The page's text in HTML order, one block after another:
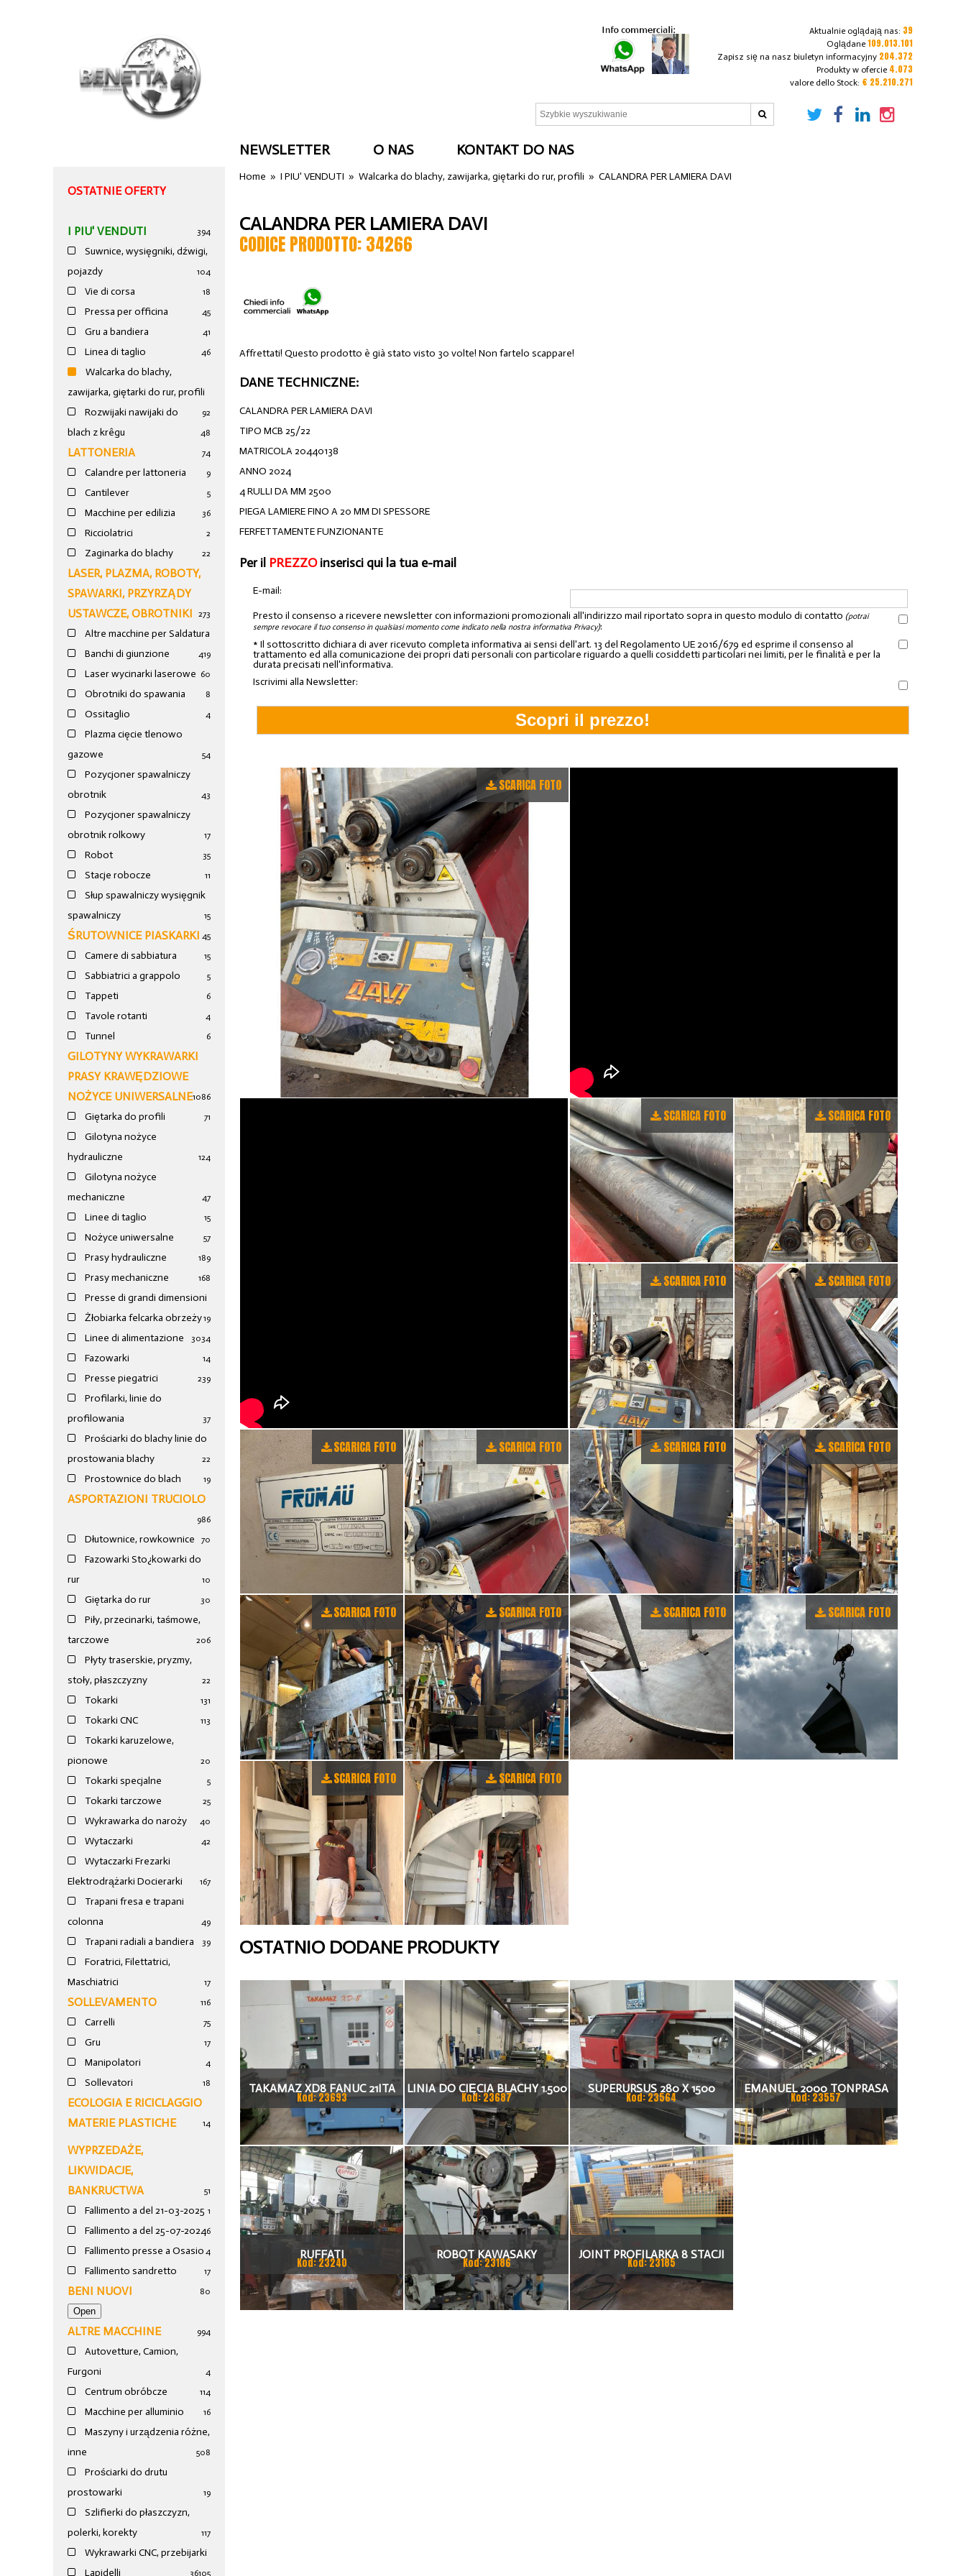
Aktualnie oglądają nas: 39
Oglądane 109.013.101
Zapisz się na nasz biuletyn informacyjny 204.372
Produkty w ofercie 4.073
valore dello Stock: € 25.210.271
NEWSLETTER O NAS KONTAKT DO NAS
OSTATNIE OFERTY
I PIU' VENDUTI 394
Suwnice, wysięgniki, dźwigi,
pojazdy
104
Vie di corsa 18
Pressa per officina 45
Gru a bandiera 41
Linea di taglio 46
Walcarka do blachy,
zawijarka, giętarki do rur, profili
92
Rozwijaki nawijaki do
blach z krêgu
48
LATTONERIA 74
Calandre per lattoneria 9
Cantilever 5
Macchine per edilizia 36
Ricciolatrici 2
Zaginarka do blachy 22
LASER, PLAZMA, ROBOTY,
SPAWARKI, PRZYRZĄDY
USTAWCZE, OBROTNIKI
273
Altre macchine per Saldatura
19
Banchi di giunzione 4
Laser wycinarki laserowe 60
Obrotniki do spawania 8
Ossitaglio 4
Plazma cięcie tlenowo
gazowe
54
Pozycjoner spawalniczy
obrotnik
43
Pozycjoner spawalniczy
obrotnik rolkowy
17
Robot 35
Stacje robocze 11
Słup spawalniczy wysięgnik
spawalniczy
15
ŚRUTOWNICE PIASKARKI 45
Camere di sabbiatura 15
Sabbiatrici a grappolo 5
Tappeti 6
Tavole rotanti 4
Tunnel 6
GILOTYNY WYKRAWARKI
PRASY KRAWĘDZIOWE
NOŻYCE UNIWERSALNE1086
Giętarka do profili 71
Gilotyna nożyce
hydrauliczne
124
Gilotyna nożyce
mechaniczne
47
Linee di taglio 15
Nożyce uniwersalne 57
Prasy hydrauliczne 189
Prasy mechaniczne 168
Presse di grandi dimensioni
19
Żłobiarka felcarka obrzeży
34
Linee di alimentazione 30
Fazowarki 14
Presse piegatrici 239
Profilarki, linie do
profilowania
37
Prościarki do blachy linie do
prostowania blachy
22
Prostownice do blach 19
ASPORTAZIONI TRUCIOLO
986
Dłutownice, rowkownice 70
Fazowarki Sto¿kowarki do
rur
10
Giętarka do rur 30
Piły, przecinarki, taśmowe,
tarczowe
206
Płyty traserskie, pryzmy,
stoły, płaszczyzny
22
Tokarki 131
Tokarki CNC 113
Tokarki karuzelowe,
pionowe
20
Tokarki specjalne 5
Tokarki tarczowe 25
Wykrawarka do naroży 40
Wytaczarki 42
Wytaczarki Frezarki
Elektrodrążarki Docierarki
167
Trapani fresa e trapani
colonna
49
Trapani radiali a bandiera 39
Foratrici, Filettatrici,
Maschiatrici
17
SOLLEVAMENTO 116
Carrelli 75
Gru 17
Manipolatori 4
Sollevatori 18
ECOLOGIA E RICICLAGGIO
MATERIE PLASTICHE
14
WYPRZEDAŻE,
LIKWIDACJE,
BANKRUCTWA
51
Fallimento a del 21-03-2025 1
Fallimento a del 25-07-20246
Fallimento presse a Osasio 4
Fallimento sandretto 17
BENI NUOVI 80
ALTRE MACCHINE 994
Autovetture, Camion,
Furgoni
4
Centrum obróbcze 114
Macchine per alluminio 16
Maszyny i urządzenia różne,
inne
508
Prościarki do drutu
prostowarki
19
Szlifierki do płaszczyzn,
polerki, korekty
117
Wykrawarki CNC, przebijarki
105
Lapidelli 36
Home »I PIU' VENDUTI »Walcarka do blachy, zawijarka, giętarki do rur, profili »CALANDRA PER LAMIERA DAVI
CALANDRA PER LAMIERA DAVI
CODICE PRODOTTO: 34266
Affrettati! Questo prodotto è già stato visto 30 volte! Non fartelo scappare!
DANE TECHNICZNE:
CALANDRA PER LAMIERA DAVI
TIPO MCB 25/22
MATRICOLA 20440138
ANNO 2024
4 RULLI DA MM 2500
PIEGA LAMIERE FINO A 20 MM DI SPESSORE
FERFETTAMENTE FUNZIONANTE
Per il PREZZOinserisci qui la tua e-mail
E-mail:
Presto il consenso a ricevere newsletter con informazioni promozionali all'indirizzo mail riportato sopra in questo modulo di contatto (potrai
sempre revocare il tuo consenso in qualsiasi momento come indicato nella nostra informativa Privacy):
* Il sottoscritto dichiara di aver ricevuto completa informativa ai sensi dell'art. 13 del Regolamento UE 2016/679 ed esprime il consenso al
trattamento ed alla comunicazione dei propri dati personali con particolare riguardo a quelli cosiddetti particolari nei limiti, per le finalità e per la
durata precisati nell'informativa.
Iscrivimi alla Newsletter:
SCARICA FOTO
SCARICA FOTO SCARICA FOTO
SCARICA FOTO SCARICA FOTO
SCARICA FOTO SCARICA FOTO SCARICA FOTO SCARICA FOTO
SCARICA FOTO SCARICA FOTO SCARICA FOTO SCARICA FOTO
SCARICA FOTO SCARICA FOTO
OSTATNIO DODANE PRODUKTY
TAKAMAZ XD8 FANUC 21ITA
TOKARKA CNC
Kod: 23693
LINIA DO CIĘCIA BLACHY 1.500
X 1,5 (2,5) MM
Kod: 23687
SUPERURSUS 280 X 1500
TOKARKA
Kod: 23564
EMANUEL 2000 TONPRASA
HYDRAULICZNA 3200 X 2000
Kod: 23557
RUFFATI
Kod: 23240
ROBOT KAWASAKY
Kod: 23186
JOINT PROFILARKA 8 STACJI
Kod: 23185